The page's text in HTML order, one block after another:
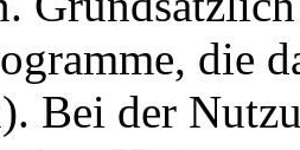
die
Bei der